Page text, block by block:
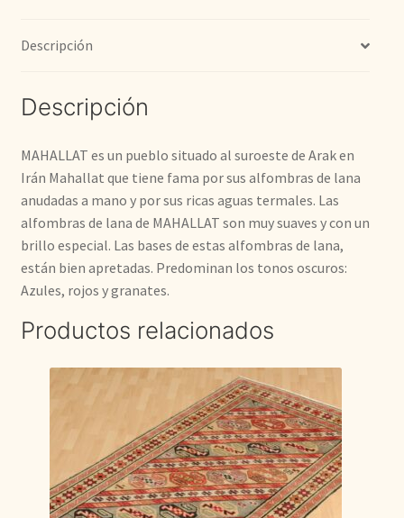
Descripción
Descripción
MAHALLAT es un pueblo situado al suroeste de Arak en
Irán Mahallat que tiene fama por sus alfombras de lana
anudadas a mano y por sus ricas aguas termales. Las
alfombras de lana de MAHALLAT son muy suaves y con un
brillo especial. Las bases de estas alfombras de lana,
están bien apretadas. Predominan los tonos oscuros:
Azules, rojos y granates.
Productos relacionados